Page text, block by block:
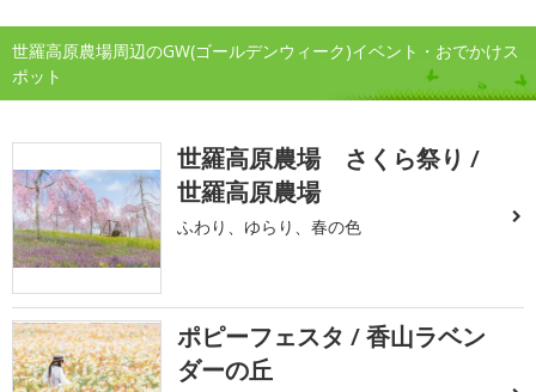
世羅高原農場周辺のGW(ゴールデンウィーク)イベント・おでかけス
ポット
世羅高原農場 さくら祭り /
世羅高原農場
ふわり、ゆらり、春の色
ポピーフェスタ / 香山ラベン
ダーの丘